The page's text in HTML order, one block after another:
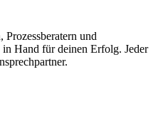
und
Hand für deinen Erfolg. Jeder